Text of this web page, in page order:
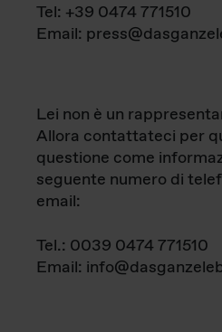
Tel: +39 0474 771510
Email:
Lei non è un
Allora contattateci per
questione come
seguente numero di
email:
Tel.: 0039 0474 771510
Email: